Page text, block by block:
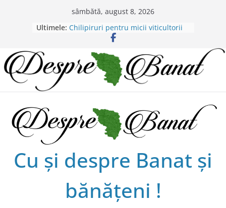
sâmbătă, august 8, 2026
Ultimele:
20 de trăiri, 20 de visuri cu
Alexandru Murgoi.
Chilipiruri pentru micii viticultorii
Bătaie de joc sau nepăsare din
partea administraţiei judeţene?
Lansarea de carte a lui Alex Murgoi
în Timișoara
satului bănățean !
Cu şi despre Banat şi
bănăţeni !